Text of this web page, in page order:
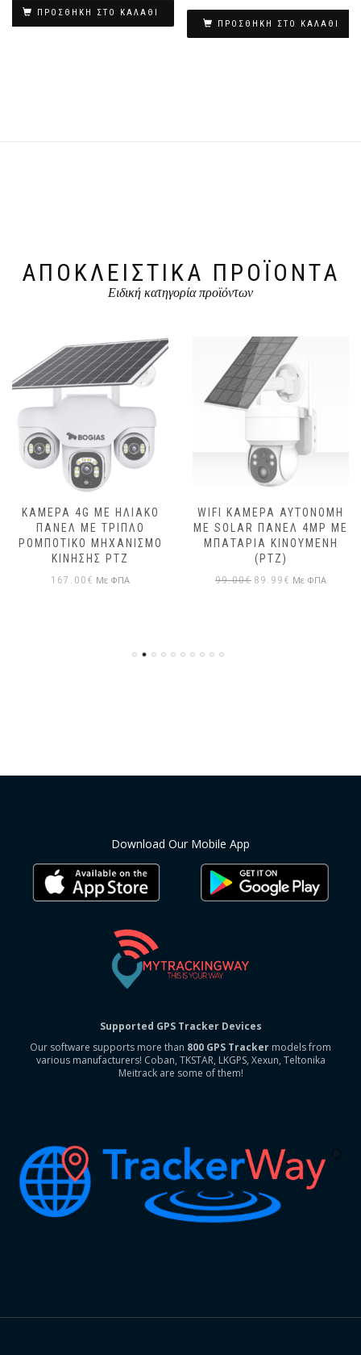
ΠΡΟΣΘΉΚΗ ΣΤΟ ΚΑΛΆΘΙ
ΠΡΟΣΘΉΚΗ ΣΤΟ ΚΑΛΆΘΙ
ΑΠΟΚΛΕΙΣΤΙΚΆ ΠΡΟΪΌΝΤΑ
Ειδική κατηγορία προϊόντων
ΚΆΜΕΡΑ 4G ΜΕ ΗΛΙΑΚΌ
ΠΆΝΕΛ ΜΕ ΤΡΙΠΛΌ
ΡΟΜΠΟΤΙΚΌ ΜΗΧΑΝΙΣΜΌ
ΚΊΝΗΣΗΣ PTZ
167.00 € Με ΦΠΑ
WIFI ΚΆΜΕΡΑ ΑΥΤΌΝΟΜΗ
ΜΕ SOLAR ΠΆΝΕΛ 4MP ΜΕ
ΜΠΑΤΑΡΊΑ ΚΙΝΟΎΜΕΝΗ
(PTZ)
99.00€ 89.99 € Με ΦΠΑ
Download Our Mobile App
Supported GPS Tracker Devices
Our software supports more than 800 GPS Tracker models from
various manufacturers! Coban, TKSTAR, LKGPS, Xexun, Teltonika
Meitrack are some of them!